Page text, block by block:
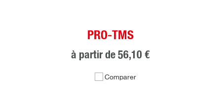
PRO-TMS
à partir de 56,10 €
Comparer